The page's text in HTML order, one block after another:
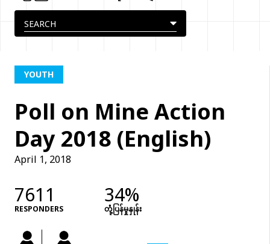
YOUTH
Poll on Mine Action
Day 2018 (English)
April 1, 2018
7611
RESPONDERS
34%
တုံံ့ပြန်မှုနှုန်း